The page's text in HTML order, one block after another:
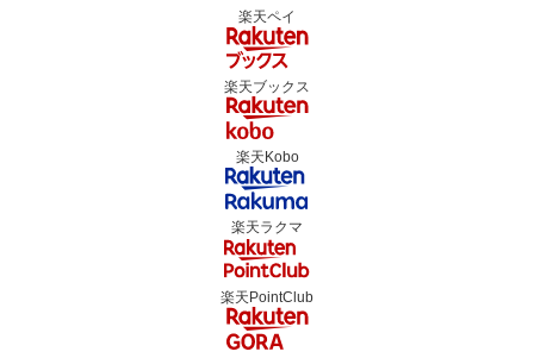
楽天ペイ
楽天ブックス
楽天Kobo
楽天ラクマ
楽天PointClub